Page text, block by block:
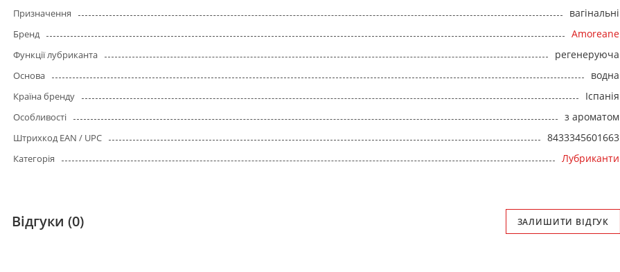
Призначення вагінальні
Бренд Amoreane
Функції лубриканта регенеруюча
Основа водна
Країна бренду Іспанія
Особливості з ароматом
Штрихкод EAN / UPC 8433345601663
Категорія Лубриканти
Відгуки (0) ЗАЛИШИТИ ВІДГУК